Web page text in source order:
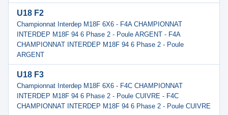
U18 F2
Championnat Interdep M18F 6X6 - F4A CHAMPIONNAT
INTERDEP M18F 94 6 Phase 2 - Poule ARGENT - F4A
CHAMPIONNAT INTERDEP M18F 94 6 Phase 2 - Poule
ARGENT
U18 F3
Championnat Interdep M18F 6X6 - F4C CHAMPIONNAT
INTERDEP M18F 94 6 Phase 2 - Poule CUIVRE - F4C
CHAMPIONNAT INTERDEP M18F 94 6 Phase 2 - Poule CUIVRE